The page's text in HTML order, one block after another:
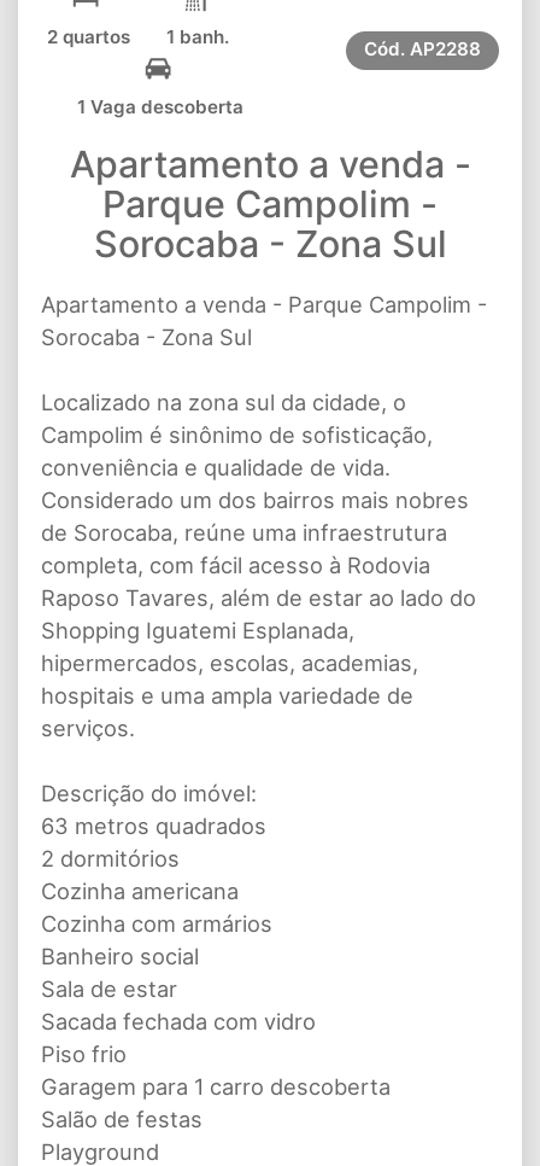
2 quartos 1 banh.
1 Vaga descoberta
Cód. AP2288
Apartamento a venda -
Parque Campolim -
Sorocaba - Zona Sul
Apartamento a venda - Parque Campolim -
Sorocaba - Zona Sul
Localizado na zona sul da cidade, o
Campolim é sinônimo de sofisticação,
conveniência e qualidade de vida.
Considerado um dos bairros mais nobres
de Sorocaba, reúne uma infraestrutura
completa, com fácil acesso à Rodovia
Raposo Tavares, além de estar ao lado do
Shopping Iguatemi Esplanada,
hipermercados, escolas, academias,
hospitais e uma ampla variedade de
serviços.
Descrição do imóvel:
63 metros quadrados
2 dormitórios
Cozinha americana
Cozinha com armários
Banheiro social
Sala de estar
Sacada fechada com vidro
Piso frio
Garagem para 1 carro descoberta
Salão de festas
Playground